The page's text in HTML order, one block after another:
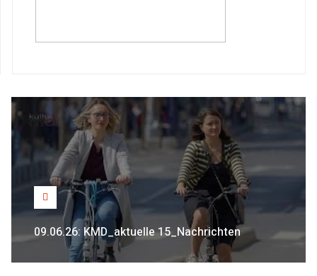
09.06.26: KMD_aktuelle 15_Nachrichten